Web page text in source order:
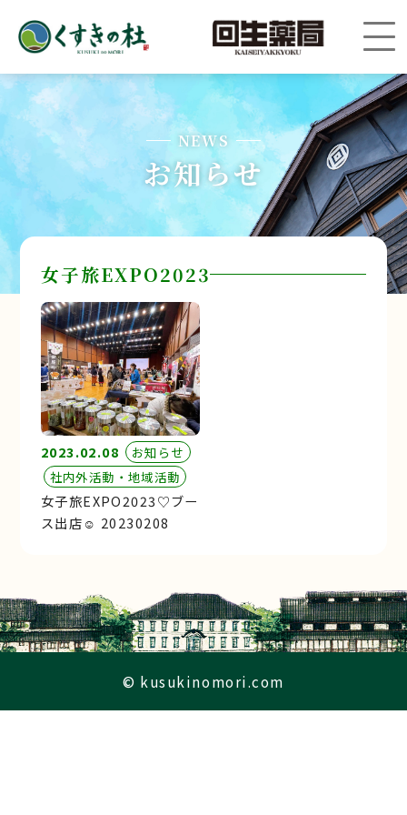
NEWS
お知らせ
女子旅EXPO2023
2023.02.08
お知らせ
社内外活動・地域活動
女子旅EXPO2023♡ブー
ス出店☺︎ 20230208
© kusukinomori.com